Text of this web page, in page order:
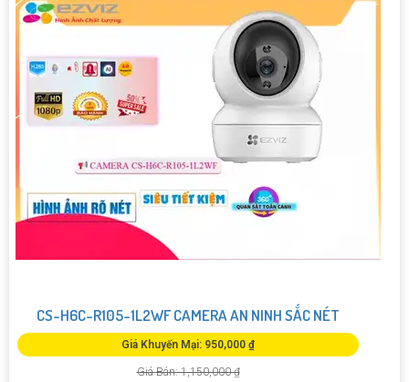
CS-H6C-R105-1L2WF CAMERA AN NINH SẮC NÉT
Giá Khuyến Mại: 950,000 ₫
Giá Bán: 1,150,000 ₫